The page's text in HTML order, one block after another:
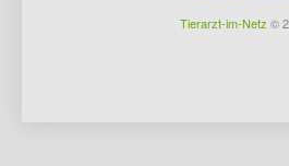
Tierarzt-im-Netz ©